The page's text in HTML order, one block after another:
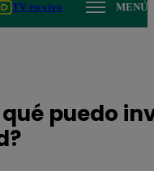
TV en vivo MENÚ
qué puedo